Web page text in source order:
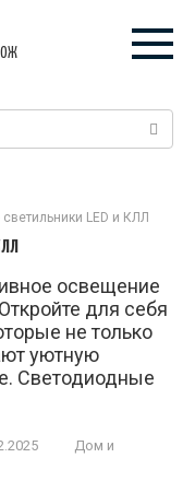
LED и КЛЛ
освещение
для себя
не только
уютную
Светодиодные
Дом и